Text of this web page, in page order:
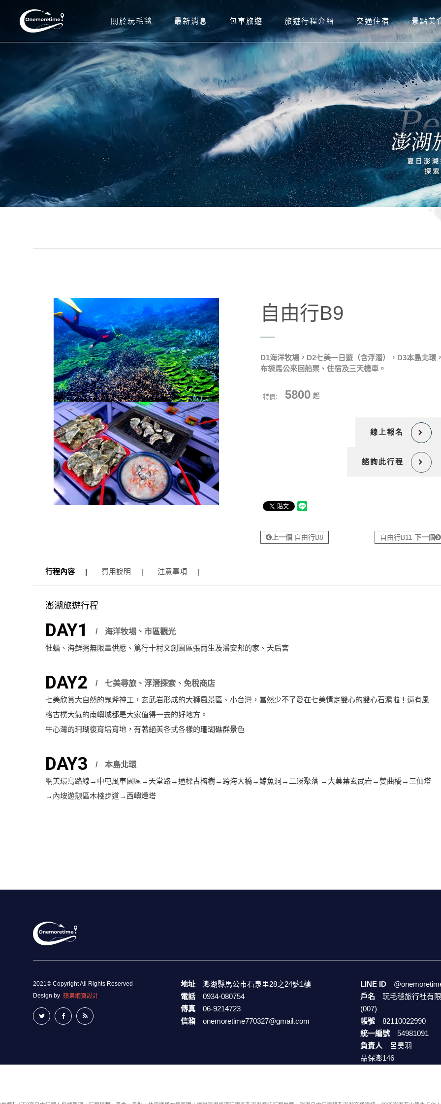
關於玩毛毯 最新消息 包車旅遊 旅遊行程介紹 交通住宿 景點美
自由行B9
D1海洋牧場，D2七美一日遊（含浮潛），D3本島北環，
布袋馬公來回船票、住宿及三天機車。
特價: 5800 起
線上報名
諮詢此行程
上一個 自由行B8 自由行B11 下一個
行程內容 費用說明 注意事項
澎湖旅遊行程
DAY1
海洋牧場、市區觀光
牡蠣、海鮮粥無限量供應、篤行十村文創園區張雨生及潘安邦的家、天后宮
DAY2
七美尋旅、浮潛探索、免稅商店
七美欣賞大自然的鬼斧神工，玄武岩形成的大獅風景區、小台灣，當然少不了愛在七美情定雙心的雙心石滬啦！還有風
格古樸大氣的南嶼城都是大家值得一去的好地方。
牛心灣的珊瑚復育培育地，有著絕美各式各樣的珊瑚礁群景色
DAY3
本島北環
網美環島路線→中屯風車園區→天堂路→通樑古榕樹→跨海大橋→鯨魚洞→二崁聚落 →大菓葉玄武岩→雙曲橋→三仙塔
→內垵遊憩區木棧步道→西嶼燈塔
2021© Copyright All Rights Reserved
Design by 蘋果網頁設計
地址澎湖縣馬公市石泉里28之24號1樓
電話0934-080754
傳真06-9214723
信箱onemoretime770327@gmail.com
LINE ID
戶名 玩毛毯旅行社有
(007)
帳號 82110022990
統一編號 54981091
負責人
呂昊羽
品保澎146